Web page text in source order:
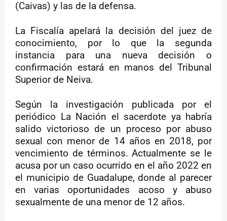
(Caivas) y las de la defensa.
La Fiscalía apelará la decisión del juez de
conocimiento, por lo que la segunda
instancia para una nueva decisión o
confirmación estará en manos del Tribunal
Superior de Neiva.
Según la investigación publicada por el
periódico La Nación el sacerdote ya habría
salido victorioso de un proceso por abuso
sexual con menor de 14 años en 2018, por
vencimiento de términos. Actualmente se le
acusa por un caso ocurrido en el año 2022 en
el municipio de Guadalupe, donde al parecer
en varias oportunidades acoso y abuso
sexualmente de una menor de 12 años.